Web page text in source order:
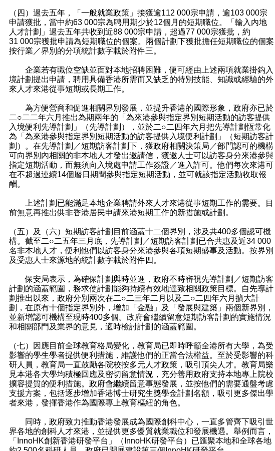
（四）過去五年，「一般就業政策」接獲逾112 000宗申請，逾103 000宗
申請獲批，當中約63 000宗為聘用期少於12個月的短期職位。「輸入內地
人才計劃」過去五年共收到近88 000宗申請，超過77 000宗獲批，約
31 000宗獲批申請為短期職位的個案。兩個計劃下獲批擔任短期職位的個案
按行業／界別的分項統計數字載於附件三。
企業若有職位空缺並面對本地招聘困難，便可經由上述兩項就業掛鈎入
境計劃提出申請，聘用具備香港所需而又缺乏的特別技能、知識或經驗的外
來人才來港從事短期或長期工作。
為方便營商和促進相關界別發展，並提升香港的國際形象，政府亦已於
二○二二年六月推出為期兩年的「為來港參與指定界別短期活動的訪客提供
入境便利先導計劃」（先導計劃），並於二○二四年六月把先導計劃恆常化
為「為來港參與指定界別短期活動的訪客提供入境便利計劃」（短期訪客計
劃）。在先導計劃／短期訪客計劃下，獲政府相關決策局／部門認可的機構
可向界別內相關的非本地人才發出邀請信，獲邀人士可以訪客身分來港參與
指定短期活動，而無須向入境處申請工作簽證／進入許可。他們每次來港可
在不超過連續14個曆日期間參與指定短期活動，並可就該指定活動收取報
酬。
上述計劃已能滿足本地企業聘請外來人才來港從事短期工作的需要。目
前無意再推出供非香港居民申請來港短期工作的新措施或計劃。
（五）及（六）短期訪客計劃目前涵蓋十二個界別，涉及共400多個認可機
構。截至二○二五年三月底，先導計劃／短期訪客計劃已合共惠及近34 000
名非本地人才，便利他們以訪客身分來港參與各項短期盛事及活動。按界別
及受惠人士來源地的統計數字載於附件四。
保安局表示，為確保計劃與時並進，政府不時審視先導計劃／短期訪客
計劃的涵蓋範圍，務求使計劃能夠持續有效地達致相關政策目標。自先導計
劃推出以來，政府分別兩次在二○二三年二月以及二○二四年六月擴大計
劃，在原有十個指定界別外，增加「金融」及「發展與建築」兩個新界別，
並新增認可機構至現時400多個。政府會繼續留意短期訪客計劃的實施情況
和相關部門及業界的意見，適時檢討計劃的涵蓋範圍。
（七）因應目前全球教育格局變化，教育局已即時呼籲全港所有大學，為受
影響的學生學者提供便利措施，維護他們的正當合法權益。至於受影響的科
研人員，教育局一直鼓勵各院校按多元人才政策，吸引頂尖人才。教育局樂
見本港各大學均積極回應及密切留意情況，充分善用政府支持本地專上院校
擴容提質的便利措施。政府會繼續留意事態發展，並按他們的需要通盤考慮
支援方案，包括逐步增加香港博士研究生獎學金計劃名額，吸引更多傑出學
者來港，發揮香港作為國際專上教育樞紐的角色。
同時，政府致力推動香港發展成為國際創科中心，一直多管齊下吸引世
界各地的創科人才來港，並提供更多優質就業職位和發展機遇。舉例而言，
「InnoHK創新香港研發平台」（InnoHK研發平台）已匯聚本地和全球各地